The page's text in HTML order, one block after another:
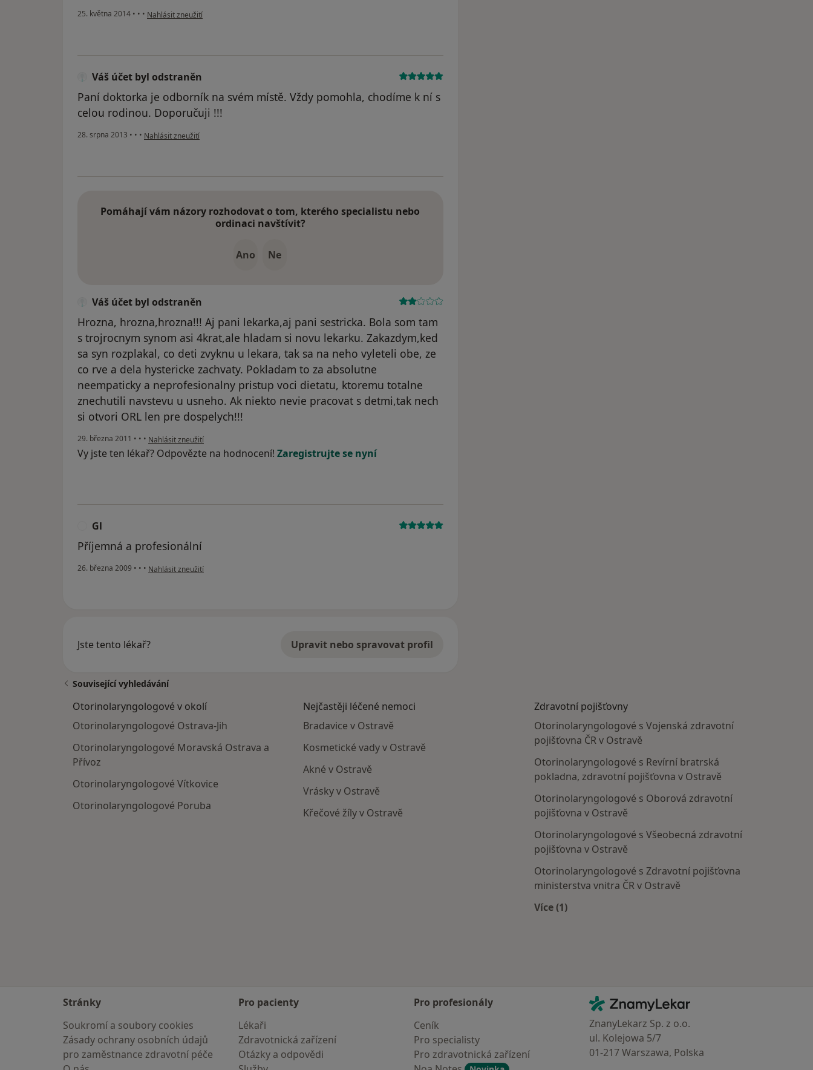
25. května 2014 • • • podle názoru uživatele Váš účet byl odstraněn
Nahlásit zneužití
Váš účet byl odstraněn
Paní doktorka je odborník na svém místě. Vždy pomohla, chodíme k ní s
celou rodinou. Doporučuji !!!
28. srpna 2013 • • • podle názoru uživatele Váš účet byl odstraněn
Nahlásit zneužití
Pomáhají vám názory rozhodovat o tom, kterého specialistu nebo
ordinaci navštívit?
Ano Ne
Váš účet byl odstraněn
Hrozna, hrozna,hrozna!!! Aj pani lekarka,aj pani sestricka. Bola som tam
s trojrocnym synom asi 4krat,ale hladam si novu lekarku. Zakazdym,ked
sa syn rozplakal, co deti zvyknu u lekara, tak sa na neho vyleteli obe, ze
co rve a dela hystericke zachvaty. Pokladam to za absolutne
neempaticky a neprofesionalny pristup voci dietatu, ktoremu totalne
znechutili navstevu u usneho. Ak niekto nevie pracovat s detmi,tak nech
si otvori ORL len pre dospelych!!!
29. března 2011 • • • podle názoru uživatele Váš účet byl odstraněn
Nahlásit zneužití
Vy jste ten lékař? Odpovězte na hodnocení! Zaregistrujte se nyní
Gl
Příjemná a profesionální
26. března 2009 • • • podle názoru uživatele Gl
Nahlásit zneužití
Jste tento lékař? Upravit nebo spravovat profil
Související vyhledávání
Otorinolaryngologové v okolí
Otorinolaryngologové Ostrava-Jih
Otorinolaryngologové Moravská Ostrava a
Přívoz
Otorinolaryngologové Vítkovice
Otorinolaryngologové Poruba
Nejčastěji léčené nemoci
Bradavice v Ostravě
Kosmetické vady v Ostravě
Akné v Ostravě
Vrásky v Ostravě
Křečové žíly v Ostravě
Zdravotní pojišťovny
Otorinolaryngologové s Vojenská zdravotní
pojišťovna ČR v Ostravě
Otorinolaryngologové s Revírní bratrská
pokladna, zdravotní pojišťovna v Ostravě
Otorinolaryngologové s Oborová zdravotní
pojišťovna v Ostravě
Otorinolaryngologové s Všeobecná zdravotní
pojišťovna v Ostravě
Otorinolaryngologové s Zdravotní pojišťovna
ministerstva vnitra ČR v Ostravě
Více (1)
Stránky
Soukromí a soubory cookies
Zásady ochrany osobních údajů
pro zaměstnance zdravotní péče
Pro pacienty
Lékaři
Zdravotnická zařízení
Otázky a odpovědi
Pro profesionály
Ceník
Pro specialisty
Pro zdravotnická zařízení
Kontakt
ZnamyLekar - Hlavní stránka
ZnanyLekarz Sp. z o.o.
ul. Kolejowa 5/7
01-217 Warszawa, Polska